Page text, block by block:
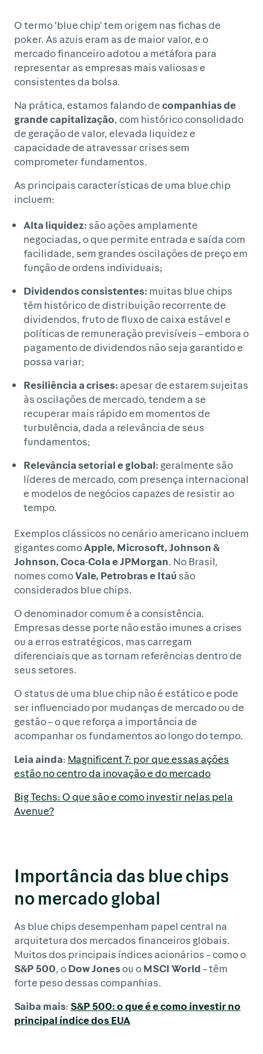
O termo ‘blue chip’ tem origem nas fichas de
poker. As azuis eram as de maior valor, e o
mercado financeiro adotou a metáfora para
representar as empresas mais valiosas e
consistentes da bolsa.
Na prática, estamos falando decompanhias de
grande capitalização, com histórico consolidado
de geração de valor, elevada liquidez e
capacidade de atravessar crises sem
comprometer fundamentos.
As principais características de uma blue chip
incluem:
Alta liquidez: são ações amplamente
negociadas, o que permite entrada e saída com
facilidade, sem grandes oscilações de preço em
função de ordens individuais;
Dividendos consistentes: muitas blue chips
têm histórico de distribuição recorrente de
dividendos, fruto de fluxo de caixa estável e
políticas de remuneração previsíveis – embora o
pagamento de dividendos não seja garantido e
possa variar;
Resiliência a crises: apesar de estarem sujeitas
às oscilações de mercado, tendem a se
recuperar mais rápido em momentos de
turbulência, dada a relevância de seus
fundamentos;
Relevância setorial e global: geralmente são
líderes de mercado, com presença internacional
e modelos de negócios capazes de resistir ao
tempo.
Exemplos clássicos no cenário americano incluem
gigantes comoApple, Microsoft, Johnson &
Johnson, Coca-Cola e JPMorgan. No Brasil,
nomes comoVale, Petrobras e Itaú são
considerados blue chips.
O denominador comum é a consistência.
Empresas desse porte não estão imunes a crises
ou a erros estratégicos, mas carregam
diferenciais que as tornam referências dentro de
seus setores.
O status de uma blue chip não é estático e pode
ser influenciado por mudanças de mercado ou de
gestão – o que reforça a importância de
acompanhar os fundamentos ao longo do tempo.
Leia ainda: Magnificent 7: por que essas ações
estão no centro da inovação e do mercado
Big Techs: O que são e como investir nelas pela
Avenue?
Importância das blue chips
no mercado global
As blue chips desempenham papel central na
arquitetura dos mercados financeiros globais.
Muitos dos principais índices acionários – como o
S&P 500, oDow Jonesou oMSCI World– têm
forte peso dessas companhias.
Saiba mais: S&P 500: o que é e como investir no
principal índice dos EUA